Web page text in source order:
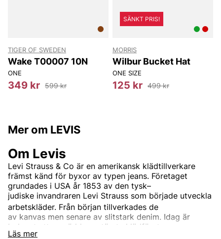
TIGER OF SWEDEN
Wake T00007 10N
ONE
349 kr 599 kr
SÄNKT PRIS!
MORRIS
Wilbur Bucket Hat
ONE SIZE
125 kr 499 kr
Mer om LEVIS
Läs mer
Om Levis
Levi Strauss & Co är en amerikansk klädtillverkare
främst känd för byxor av typen jeans. Företaget
grundades i USA år 1853 av den tysk–
judiske invandraren Levi Strauss som började utveckla
arbetskläder. Från början tillverkades de
av kanvas men senare av slitstark denim. Idag är
bolaget ett av världens största klädföretag.